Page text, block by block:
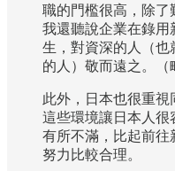
職的門檻很高，除了
我還聽說企業在錄用
生，對資深的人（也
的人）敬而遠之。（
此外，日本也很重視
這些環境讓日本人很
有所不滿，比起前往
努力比較合理。